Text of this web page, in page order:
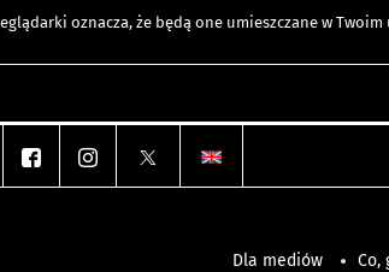
oznacza, że będą one umieszczane w
Dla mediów Co,